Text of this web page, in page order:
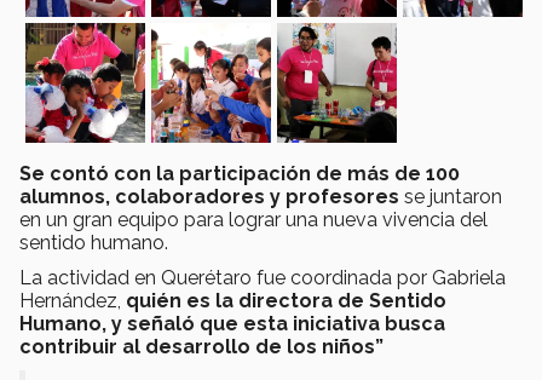
Se contó con la participación de más de 100
alumnos, colaboradores y profesores se juntaron
en un gran equipo para lograr una nueva vivencia del
sentido humano.
La actividad en Querétaro fue coordinada por Gabriela
Hernández, quién es la directora de Sentido
Humano, y señaló que esta iniciativa busca
contribuir al desarrollo de los niños”